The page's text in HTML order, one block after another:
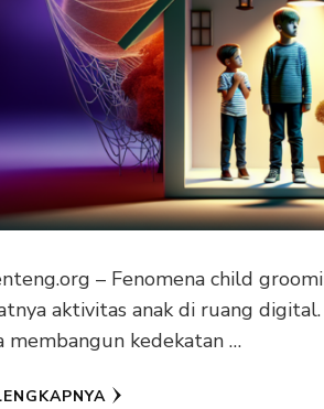
– Fenomena child
aktivitas anak di ruang
membangun kedekatan …